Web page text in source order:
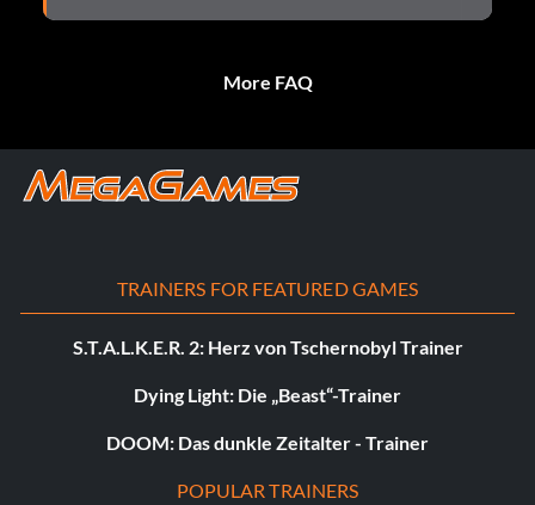
More FAQ
TRAINERS FOR FEATURED GAMES
S.T.A.L.K.E.R. 2: Herz von Tschernobyl Trainer
Dying Light: Die „Beast“-Trainer
DOOM: Das dunkle Zeitalter - Trainer
POPULAR TRAINERS